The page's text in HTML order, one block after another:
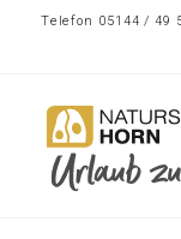
Telefon 05144 / 49